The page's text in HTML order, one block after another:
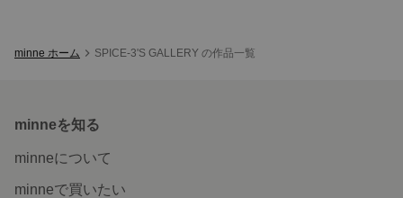
minne ホーム SPICE-3'S GALLERY の作品一覧
minneを知る
minneについて
minneで買いたい